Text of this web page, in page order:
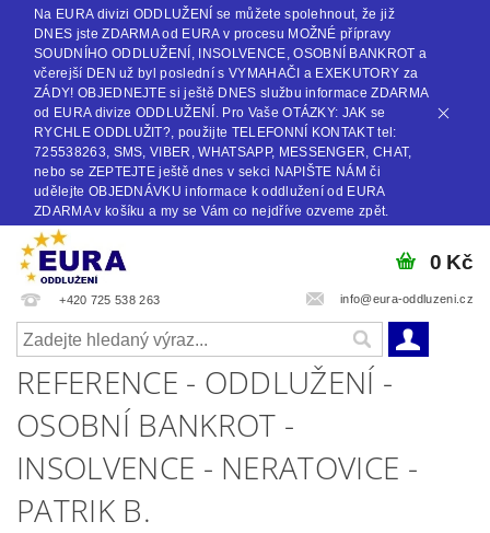
Na EURA divizi ODDLUŽENÍ se můžete spolehnout, že již
DNES jste ZDARMA od EURA v procesu MOŽNÉ přípravy
SOUDNÍHO ODDLUŽENÍ, INSOLVENCE, OSOBNÍ BANKROT a
včerejší DEN už byl poslední s VYMAHAČI a EXEKUTORY za
ZÁDY! OBJEDNEJTE si ještě DNES službu informace ZDARMA
od EURA divize ODDLUŽENÍ. Pro Vaše OTÁZKY: JAK se
RYCHLE ODDLUŽIT?, použijte TELEFONNÍ KONTAKT tel:
725538263, SMS, VIBER, WHATSAPP, MESSENGER, CHAT,
nebo se ZEPTEJTE ještě dnes v sekci NAPIŠTE NÁM či
udělejte OBJEDNÁVKU informace k oddlužení od EURA
ZDARMA v košíku a my se Vám co nejdříve ozveme zpět.
+420 725 538 263 info@eura-oddluzeni.cz
0 Kč
REFERENCE - ODDLUŽENÍ -
OSOBNÍ BANKROT -
INSOLVENCE - NERATOVICE -
PATRIK B.